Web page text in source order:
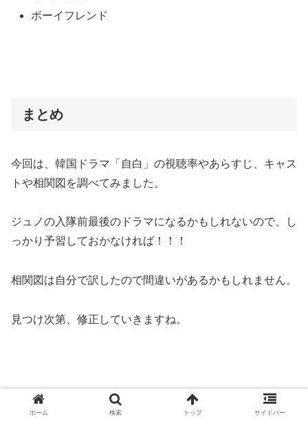
ボーイフレンド
まとめ
今回は、韓国ドラマ「自白」の視聴率やあらすじ、キャス
トや相関図を調べてみました。
ジュノの入隊前最後のドラマになるかもしれないので、し
っかり予習しておかなければ！！！
相関図は自分で訳したので間違いがあるかもしれません。
見つけ次第、修正していきますね。
自白の放送予定については、↓の記事をご覧ください！
ホーム 検索 トップ サイドバー